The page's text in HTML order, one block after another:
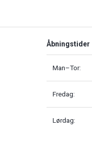
Åbningstider
Man–Tor:
Fredag:
Lørdag: